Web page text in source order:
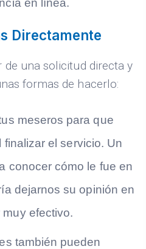
Directamente
de una solicitud directa y
formas de hacerlo:
meseros para que
el servicio. Un
conocer cómo le fue en
dejarnos su opinión en
muy efectivo.
también pueden